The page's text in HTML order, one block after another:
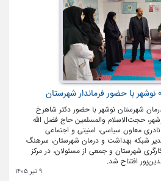
نوشهر با حضور فرماندار شهرستان
شهرستان نوشهر با حضور دکتر شاهرخ
حجت‌الاسلام والمسلمین حاج‌ فضل الله
معاون سیاسی، امنیتی و اجتماعی
مدیر شبکه بهداشت و درمان شهرستان، سرهنگ
شهرستان و جمعی از مسئولان، در مرکز
افتتاح شد.
9 تیر 1405